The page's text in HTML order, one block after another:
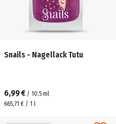
Snails - Nagellack Tutu
6,99 € / 10.5 ml
665,71 € / 1 l